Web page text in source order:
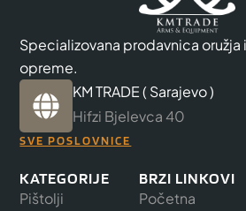
Specializovana prodavnica
opreme.
KM TRADE ( Sarajevo )
Hifzi Bjelevca 40
SVE POSLOVNICE
KATEGORIJE
Pištolji
BRZI LINKOVI
Početna